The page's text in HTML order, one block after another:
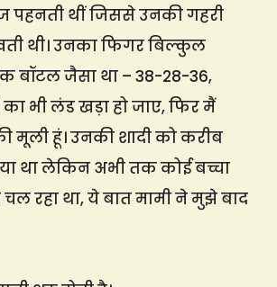
पहनती थीं जिससे उनकी गहरी
थी। उनका फिगर बिल्कुल
बॉटल जैसा था – 38-28-36,
भी लंड खड़ा हो जाए, फिर मैं
मूली हूं। उनकी शादी को करीब
था लेकिन अभी तक कोई बच्चा
चल रहा था, ये बात मामी ने मुझे बाद